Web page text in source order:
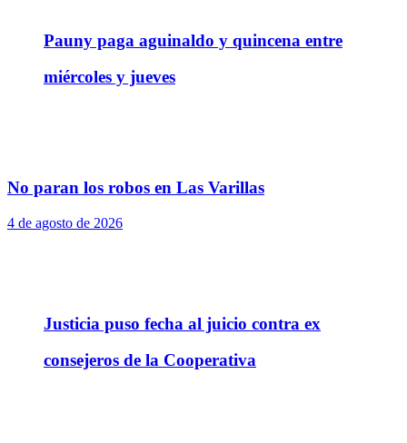
Pauny paga aguinaldo y quincena entre
miércoles y jueves
Justicia puso fecha al juicio contra ex
consejeros de la Cooperativa
No paran los robos en Las Varillas
4 de agosto de 2026